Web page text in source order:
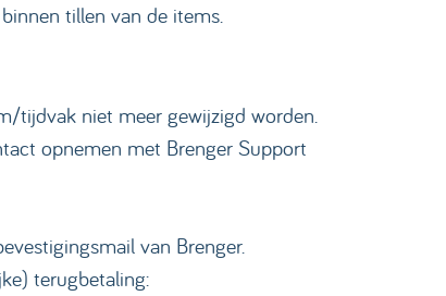
tillen van de items.
tijdvak niet meer gewijzigd worden.
opnemen met Brenger Support
van Brenger.
terugbetaling: